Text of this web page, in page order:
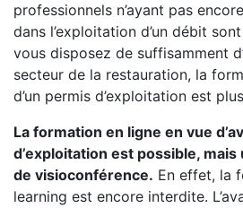
professionnels n’ayant pas
dans l’exploitation d’un débit
vous disposez de suffisamment
secteur de la restauration, la
d’un permis d’exploitation est
La formation en ligne en vue
d’exploitation est possible, mais
de visioconférence. En effet, la
learning est encore interdite.